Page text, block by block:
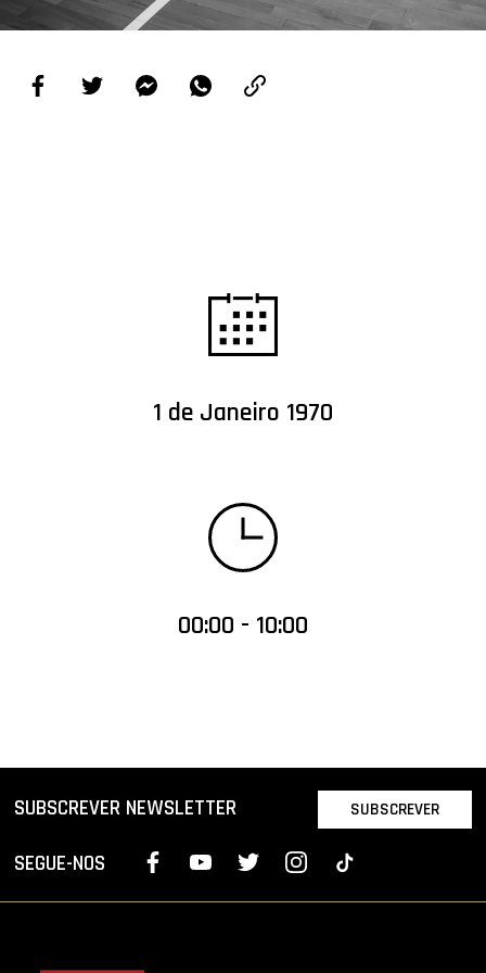
PROJETOS
LIGA BETCLIC MASCULINA
1 de Janeiro 1970
00:00 - 10:00
SUBSCREVER NEWSLETTER SUBSCREVER
SEGUE-NOS